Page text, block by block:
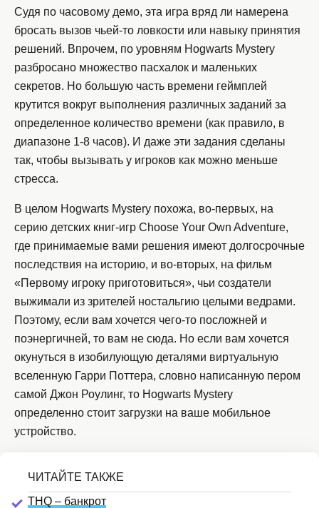
Судя по часовому демо, эта игра вряд ли намерена
бросать вызов чьей-то ловкости или навыку принятия
решений. Впрочем, по уровням Hogwarts Mystery
разбросано множество пасхалок и маленьких
секретов. Но большую часть времени геймплей
крутится вокруг выполнения различных заданий за
определенное количество времени (как правило, в
диапазоне 1-8 часов). И даже эти задания сделаны
так, чтобы вызывать у игроков как можно меньше
стресса.
В целом Hogwarts Mystery похожа, во-первых, на
серию детских книг-игр Choose Your Own Adventure,
где принимаемые вами решения имеют долгосрочные
последствия на историю, и во-вторых, на фильм
«Первому игроку приготовиться», чьи создатели
выжимали из зрителей ностальгию целыми ведрами.
Поэтому, если вам хочется чего-то посложней и
поэнергичней, то вам не сюда. Но если вам хочется
окунуться в изобилующую деталями виртуальную
вселенную Гарри Поттера, словно написанную пером
самой Джон Роулинг, то Hogwarts Mystery
определенно стоит загрузки на ваше мобильное
устройство.
THQ – банкрот